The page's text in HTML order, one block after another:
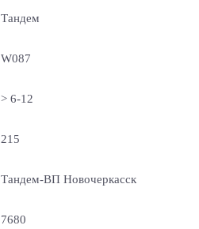
Тандем
W087
> 6-12
215
Тандем-ВП Новочеркасск
7680